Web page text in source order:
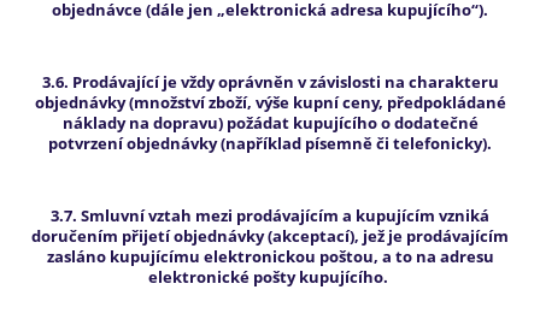
objednávce (dále jen „elektronická adresa kupujícího“).
3.6. Prodávající je vždy oprávněn v závislosti na charakteru
objednávky (množství zboží, výše kupní ceny, předpokládané
náklady na dopravu) požádat kupujícího o dodatečné
potvrzení objednávky (například písemně či telefonicky).
3.7. Smluvní vztah mezi prodávajícím a kupujícím vzniká
doručením přijetí objednávky (akceptací), jež je prodávajícím
zasláno kupujícímu elektronickou poštou, a to na adresu
elektronické pošty kupujícího.